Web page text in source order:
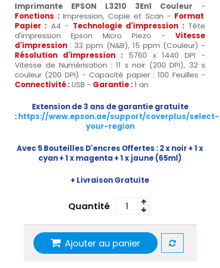
Imprimante EPSON L3210 3En1 Couleur -
Fonctions : Impression, Copie et Scan - Format
Papier : A4 - Technologie d'impression :Tête
d'impression Epson Micro Piezo - Vitesse
d'impression : 33 ppm (N&B), 15 ppm (Couleur) -
Résolution d'impression : 5760 x 1440 DPI -
Vitesse de Numérisation : 11 s noir (200 DPI), 32 s
couleur (200 DPI) - Capacité papier : 100 Feuilles -
Connectivité :USB - Garantie :1 an
Extension de 3 ans de garantie gratuite
:https://www.epson.ae/support/coverplus/select-
your-region
Avec 5 Bouteilles D'encres Offertes : 2 x noir + 1 x
cyan + 1 x magenta + 1 x jaune (65ml)
+ Livraison Gratuite
Quantité
Ajouter au panier